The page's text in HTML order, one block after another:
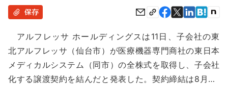
ツ
に
動
保存
アルフレッサ ホールディングスは11日、子会社の東
北アルフレッサ（仙台市）が医療機器専門商社の東日本
メディカルシステム（同市）の全株式を取得し、子会社
化する譲渡契約を結んだと発表した。契約締結は8月…